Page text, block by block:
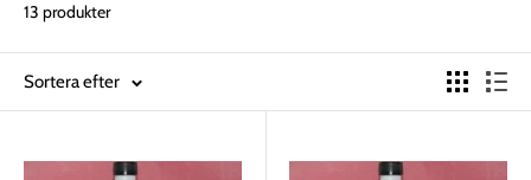
13 produkter
Sortera efter